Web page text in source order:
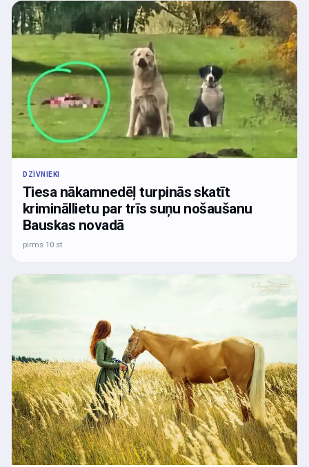
DZĪVNIEKI
Tiesa nākamnedēļ turpinās skatīt
krimināllietu par trīs suņu nošaušanu
Bauskas novadā
pirms 10 st